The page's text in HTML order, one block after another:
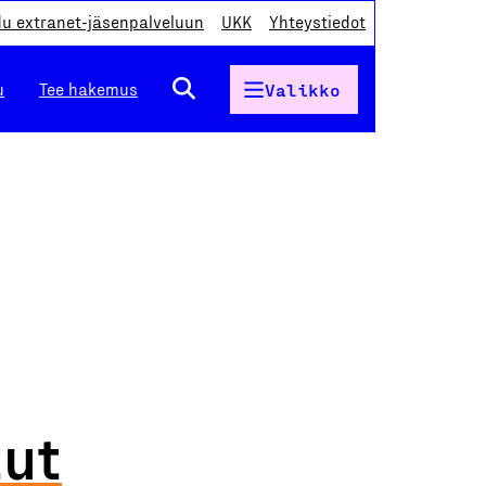
extranet-jäsenpalveluun UKK Yhteystiedot
Tee hakemus Valikko